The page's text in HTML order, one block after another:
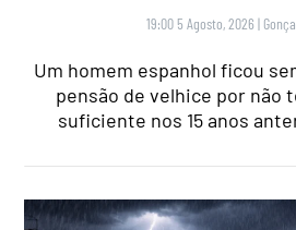
19:00 5 Agosto, 2026 |
Um homem espanhol ficou
pensão de velhice por não
suficiente nos 15 anos